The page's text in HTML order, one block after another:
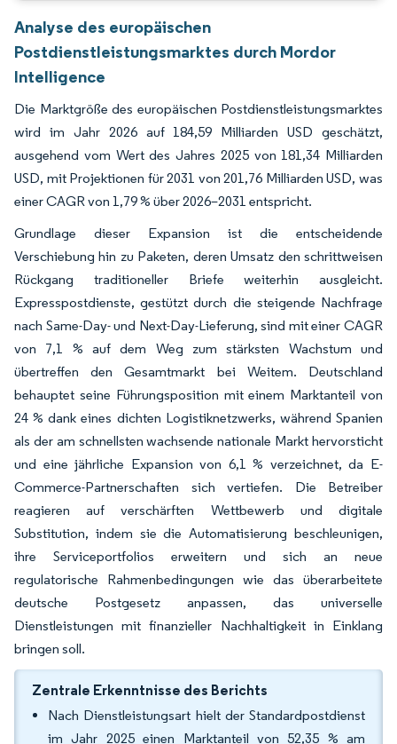
Analyse des europäischen
Postdienstleistungsmarktes durch Mordor
Intelligence
Die Marktgröße des europäischen Postdienstleistungsmarktes
wird im Jahr 2026 auf 184,59 Milliarden USD geschätzt,
ausgehend vom Wert des Jahres 2025 von 181,34 Milliarden
USD, mit Projektionen für 2031 von 201,76 Milliarden USD, was
einer CAGR von 1,79 % über 2026–2031 entspricht.
Grundlage dieser Expansion ist die entscheidende
Verschiebung hin zu Paketen, deren Umsatz den schrittweisen
Rückgang traditioneller Briefe weiterhin ausgleicht.
Expresspostdienste, gestützt durch die steigende Nachfrage
nach Same-Day- und Next-Day-Lieferung, sind mit einer CAGR
von 7,1 % auf dem Weg zum stärksten Wachstum und
übertreffen den Gesamtmarkt bei Weitem. Deutschland
behauptet seine Führungsposition mit einem Marktanteil von
24 % dank eines dichten Logistiknetzwerks, während Spanien
als der am schnellsten wachsende nationale Markt hervorsticht
und eine jährliche Expansion von 6,1 % verzeichnet, da E-
Commerce-Partnerschaften sich vertiefen. Die Betreiber
reagieren auf verschärften Wettbewerb und digitale
Substitution, indem sie die Automatisierung beschleunigen,
ihre Serviceportfolios erweitern und sich an neue
regulatorische Rahmenbedingungen wie das überarbeitete
deutsche Postgesetz anpassen, das universelle
Dienstleistungen mit finanzieller Nachhaltigkeit in Einklang
bringen soll.
Zentrale Erkenntnisse des Berichts
Nach Dienstleistungsart hielt der Standardpostdienst
im Jahr 2025 einen Marktanteil von 52,35 % am